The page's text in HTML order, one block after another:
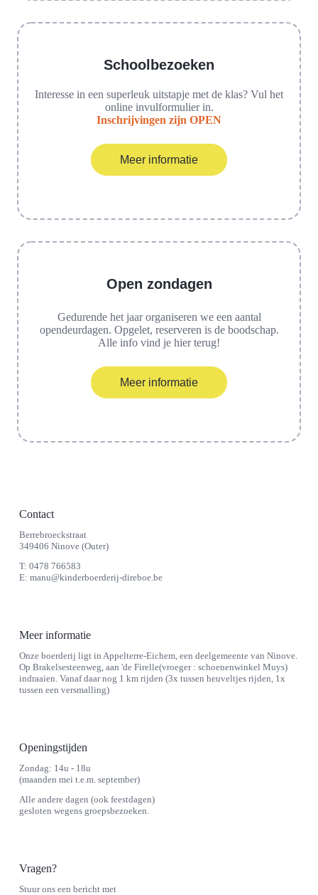
Schoolbezoeken
Interesse in een superleuk uitstapje met de klas? Vul het
online invulformulier in.
Inschrijvingen zijn OPEN
Meer informatie
Open zondagen
Gedurende het jaar organiseren we een aantal
opendeurdagen. Opgelet, reserveren is de boodschap.
Alle info vind je hier terug!
Meer informatie
Contact
Berrebroeckstraat
349406 Ninove (Outer)
T: 0478 766583
E: manu@kinderboerderij-direboe.be
Meer informatie
Onze boerderij ligt in Appelterre-Eichem, een deelgemeente van Ninove.
Op Brakelsesteenweg, aan 'de Firelle(vroeger : schoenenwinkel Muys)
indraaien. Vanaf daar nog 1 km rijden (3x tussen heuveltjes rijden, 1x
tussen een versmalling)
Openingstijden
Zondag: 14u - 18u
(maanden mei t.e.m. september)
Alle andere dagen (ook feestdagen)
gesloten wegens groepsbezoeken.
Vragen?
Stuur ons een bericht met